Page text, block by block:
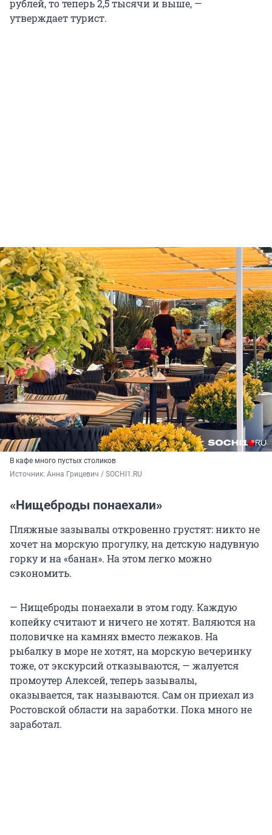
рублей, то теперь 2,5 тысячи и выше, —
утверждает турист.
В кафе много пустых столиков
Источник: Анна Грицевич / SOCHI1.RU
«Нищеброды понаехали»
Пляжные зазывалы откровенно грустят: никто не
хочет на морскую прогулку, на детскую надувную
горку и на «банан». На этом легко можно
сэкономить.
— Нищеброды понаехали в этом году. Каждую
копейку считают и ничего не хотят. Валяются на
половичке на камнях вместо лежаков. На
рыбалку в море не хотят, на морскую вечеринку
тоже, от экскурсий отказываются, — жалуется
промоутер Алексей, теперь зазывалы,
оказывается, так называются. Сам он приехал из
Ростовской области на заработки. Пока много не
заработал.